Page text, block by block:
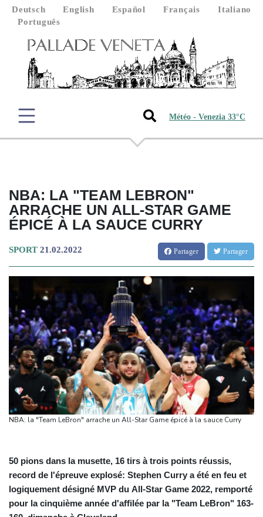
Deutsch English Español Français
Italiano
Português
Météo - Venezia 33°C
NBA: LA "TEAM LEBRON"
ARRACHE UN ALL-STAR GAME
ÉPICÉ À LA SAUCE CURRY
SPORT 21.02.2022 Partager Partager
NBA: la "Team LeBron" arrache un All-Star Game épicé à la sauce Curry
50 pions dans la musette, 16 tirs à trois points réussis,
record de l'épreuve explosé: Stephen Curry a été en feu et
logiquement désigné MVP du All-Star Game 2022, remporté
pour la cinquième année d'affilée par la "Team LeBron" 163-